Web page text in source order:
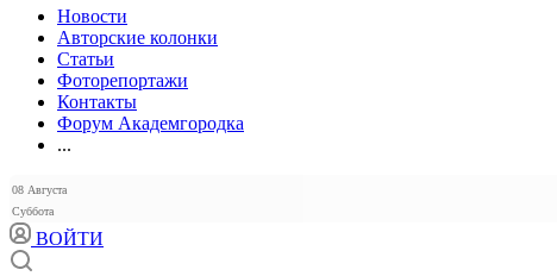
Новости
Авторские колонки
Статьи
Фоторепортажи
Контакты
Форум Академгородка
...
08 Августа
Суббота
ВОЙТИ